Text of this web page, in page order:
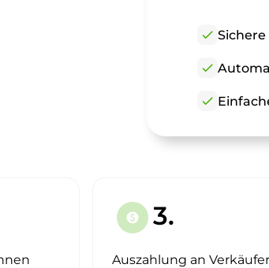
check
check
check
paid 3.
Auszahlung an